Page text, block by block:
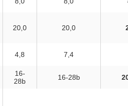
20,0 20,0
4,8 7,4
16-
28b
16-28b